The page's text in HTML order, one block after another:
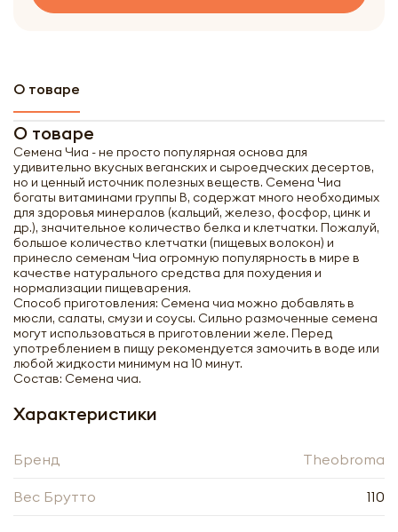
О товаре
О товаре
Семена Чиа - не просто популярная основа для
удивительно вкусных веганских и сыроедческих десертов,
но и ценный источник полезных веществ. Семена Чиа
богаты витаминами группы B, содержат много необходимых
для здоровья минералов (кальций, железо, фосфор, цинк и
др.), значительное количество белка и клетчатки. Пожалуй,
большое количество клетчатки (пищевых волокон) и
принесло семенам Чиа огромную популярность в мире в
качестве натурального средства для похудения и
нормализации пищеварения.
Способ приготовления: Семена чиа можно добавлять в
мюсли, салаты, смузи и соусы. Сильно размоченные семена
могут использоваться в приготовлении желе. Перед
употреблением в пищу рекомендуется замочить в воде или
любой жидкости минимум на 10 минут.
Состав: Семена чиа.
Характеристики
Бренд Theobroma
Вес Брутто 110
Получить оптовый
прайс-лист